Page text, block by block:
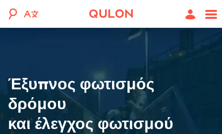
Έξυπνος φωτισμός
δρόμου
και έλεγχος φωτισμού